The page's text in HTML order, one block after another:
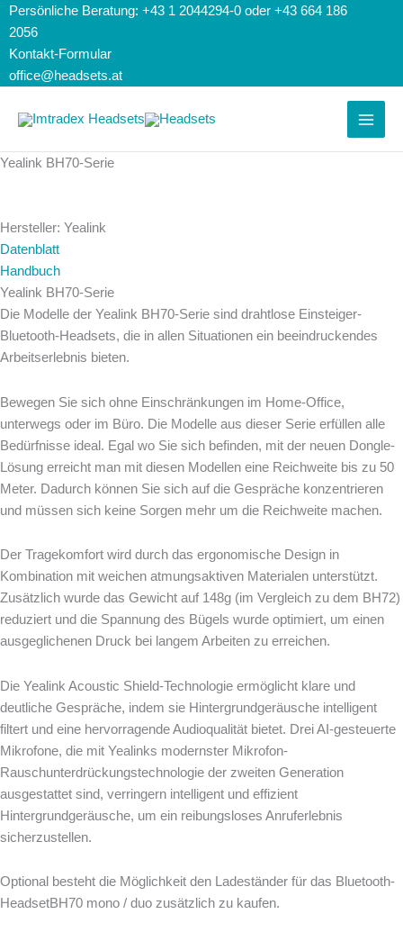
Zum
Inhalt
springen
Persönliche Beratung: +43 1 2044294-0 oder +43 664 186
2056
Kontakt-Formular
office@headsets.at
Yealink BH70-Serie
Hersteller: Yealink
Datenblatt
Handbuch
Yealink BH70-Serie
Die Modelle der Yealink BH70-Serie sind drahtlose Einsteiger-
Bluetooth-Headsets, die in allen Situationen ein beeindruckendes
Arbeitserlebnis bieten.
Bewegen Sie sich ohne Einschränkungen im Home-Office,
unterwegs oder im Büro. Die Modelle aus dieser Serie erfüllen alle
Bedürfnisse ideal. Egal wo Sie sich befinden, mit der neuen Dongle-
Lösung erreicht man mit diesen Modellen eine Reichweite bis zu 50
Meter. Dadurch können Sie sich auf die Gespräche konzentrieren
und müssen sich keine Sorgen mehr um die Reichweite machen.
Der Tragekomfort wird durch das ergonomische Design in
Kombination mit weichen atmungsaktiven Materialen unterstützt.
Zusätzlich wurde das Gewicht auf 148g (im Vergleich zu dem BH72)
reduziert und die Spannung des Bügels wurde optimiert, um einen
ausgeglichenen Druck bei langem Arbeiten zu erreichen.
Die Yealink Acoustic Shield-Technologie ermöglicht klare und
deutliche Gespräche, indem sie Hintergrundgeräusche intelligent
filtert und eine hervorragende Audioqualität bietet. DreiAI-gesteuerte
Mikrofone, die mit Yealinks modernster Mikrofon-
Rauschunterdrückungstechnologie der zweiten Generation
ausgestattet sind, verringern intelligent und effizient
Hintergrundgeräusche, um ein reibungsloses Anruferlebnis
sicherzustellen.
Optional besteht die Möglichkeit den Ladeständer für das Bluetooth-
HeadsetBH70 mono / duo zusätzlich zu kaufen.
Suchen
Search...